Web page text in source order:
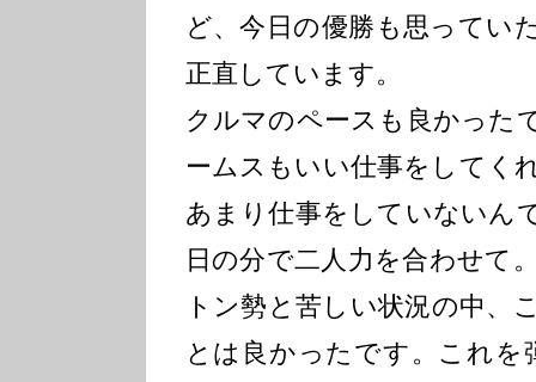
ど、今日の優勝も思ってい
正直しています。
クルマのペースも良かった
ームスもいい仕事をしてく
あまり仕事をしていないん
日の分で二人力を合わせて
トン勢と苦しい状況の中、
とは良かったです。これを